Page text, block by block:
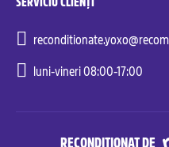
luni-vineri 08:00-17:00
RECONDIȚIONAT DE